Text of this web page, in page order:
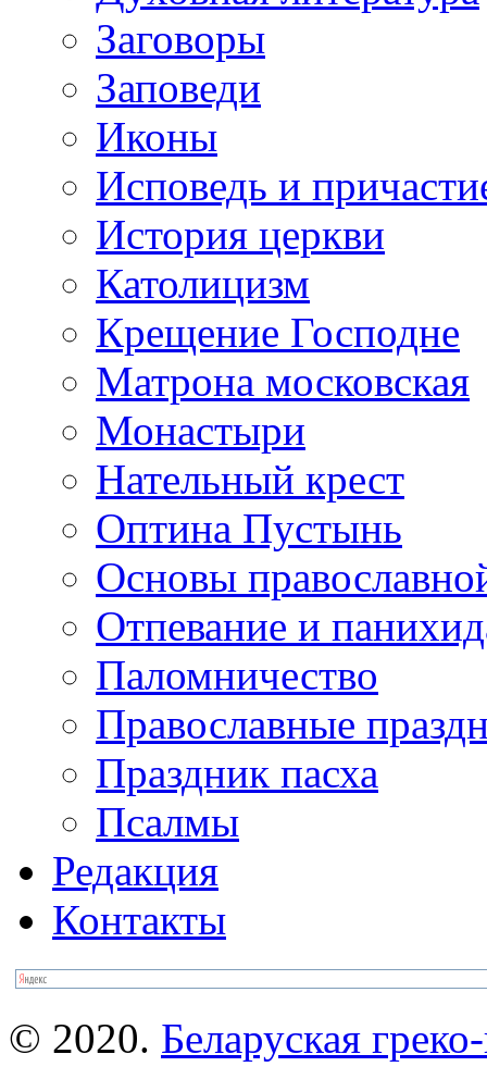
Заговоры
Заповеди
Иконы
Исповедь и
История церкви
Католицизм
Крещение Господне
Матрона московская
Монастыри
Нательный крест
Оптина Пустынь
Основы
Отпевание и
Паломничество
Православные
Праздник пасха
Псалмы
Редакция
Контакты
© 2020. Беларуская